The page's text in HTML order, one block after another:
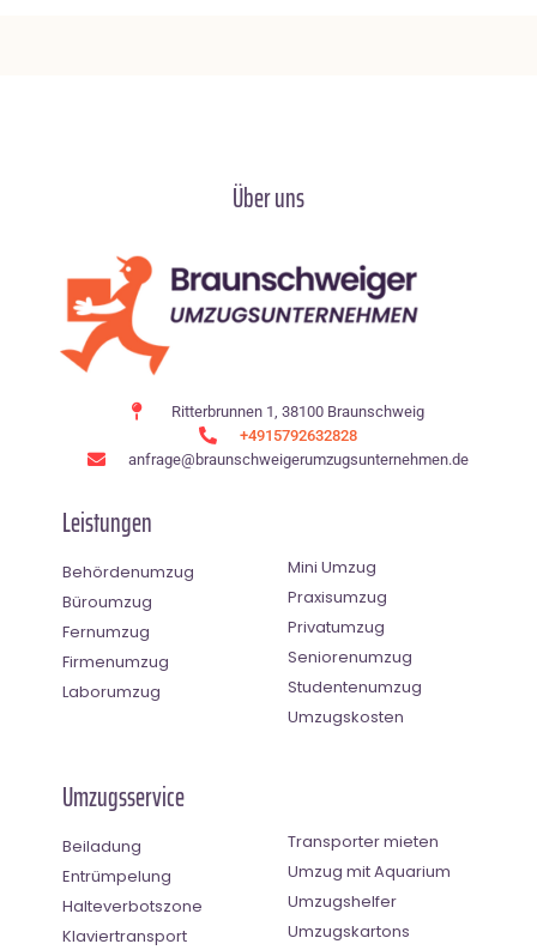
Über uns
Ritterbrunnen 1, 38100 Braunschweig
+4915792632828
anfrage@braunschweigerumzugsunternehmen.de
Leistungen
Behördenumzug
Büroumzug
Fernumzug
Firmenumzug
Laborumzug
Mini Umzug
Praxisumzug
Privatumzug
Seniorenumzug
Studentenumzug
Umzugskosten
Umzugsservice
Beiladung
Entrümpelung
Halteverbotszone
Klaviertransport
Transporter mieten
Umzug mit Aquarium
Umzugshelfer
Umzugskartons